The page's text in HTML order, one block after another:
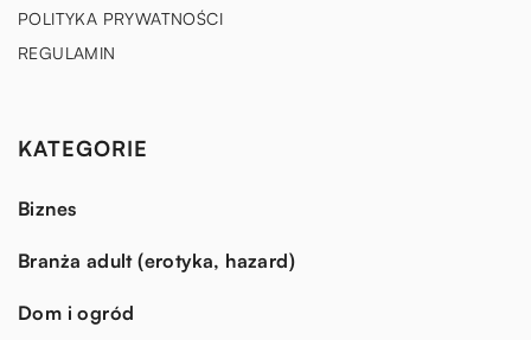
POLITYKA PRYWATNOŚCI
REGULAMIN
KATEGORIE
Biznes
Branża adult (erotyka, hazard)
Dom i ogród